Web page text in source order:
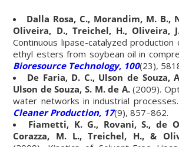
Dalla Rosa, C., Morandim, M. B.,
Oliveira, D., Treichel, H., Oliveira,
Continuous lipase-catalyzed production
ethyl esters from soybean oil in
Bioresource Technology, 100(23),
De Faria, D. C., Ulson de Souza,
Ulson de Souza, S. M. de A.(2009).
water networks in industrial processes.
Cleaner Production, 17(9), 857–862.
Fiametti, K. G., Rovani, S., de
Corazza, M. L., Treichel, H., &